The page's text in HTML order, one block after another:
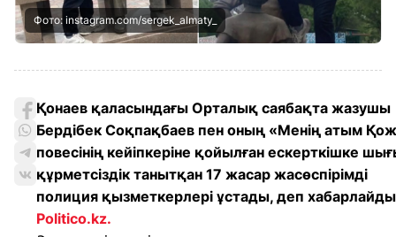
Фото: instagram.com/sergek_almaty_
Қонаев қаласындағы Орталық саябақта жазушы
Бердібек Соқпақбаев пен оның «Менің атым
повесінің кейіпкеріне қойылған ескерткішке
құрметсіздік танытқан 17 жасар жасөспірімді
полиция қызметкерлері ұстады, деп хабарлайды
Politico.kz.